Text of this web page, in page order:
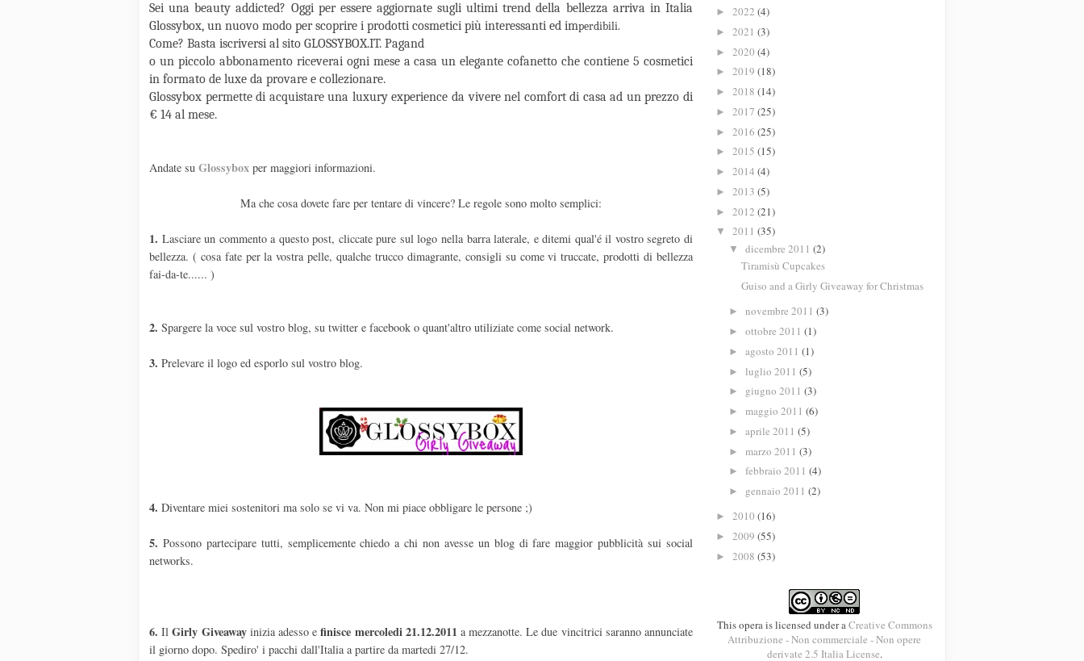
Sei una beauty addicted? Oggi per essere aggiornate sugli ultimi trend della bellezza arriva in Italia
Glossybox, un nuovo modo per scoprire i prodotti cosmetici più interessanti ed imperdibili.
Come? Basta iscriversi al sito GLOSSYBOX.IT. Pagand
o un piccolo abbonamento riceverai ogni mese a casa un elegante cofanetto che contiene 5 cosmetici
in formato de luxe da provare e collezionare.
Glossybox permette di acquistare una luxury experience da vivere nel comfort di casa ad un prezzo di
€ 14 al mese.
Andate su Glossybox per maggiori informazioni.
Ma che cosa dovete fare per tentare di vincere? Le regole sono molto semplici:
1. Lasciare un commento a questo post, cliccate pure sul logo nella barra laterale, e ditemi qual'é il vostro segreto di
bellezza. ( cosa fate per la vostra pelle, qualche trucco dimagrante, consigli su come vi truccate, prodotti di bellezza
fai-da-te...... )
2. Spargere la voce sul vostro blog, su twitter e facebook o quant'altro utiliziate come social network.
3. Prelevare il logo ed esporlo sul vostro blog.
4. Diventare miei sostenitori ma solo se vi va. Non mi piace obbligare le persone ;)
5. Possono partecipare tutti, semplicemente chiedo a chi non avesse un blog di fare maggior pubblicità sui social
networks.
6. IlGirly Giveawayinizia adesso efinisce mercoledi 21.12.2011 a mezzanotte. Le due vincitrici saranno annunciate
il giorno dopo. Spediro' i pacchi dall'Italia a partire da martedi 27/12.
► 2022 (4)
► 2021 (3)
► 2020 (4)
► 2019 (18)
► 2018 (14)
► 2017 (25)
► 2016 (25)
► 2015 (15)
► 2014 (4)
► 2013 (5)
► 2012 (21)
▼ 2011 (35)
▼ dicembre 2011 (2)
Tiramisù Cupcakes
Guiso and a Girly Giveaway for Christmas
► novembre 2011 (3)
► ottobre 2011 (1)
► agosto 2011 (1)
► luglio 2011 (5)
► giugno 2011 (3)
► maggio 2011 (6)
► aprile 2011 (5)
► marzo 2011 (3)
► febbraio 2011 (4)
► gennaio 2011 (2)
► 2010 (16)
► 2009 (55)
► 2008 (53)
This opera is licensed under aCreative Commons
Attribuzione - Non commerciale - Non opere
derivate 2.5 Italia License.